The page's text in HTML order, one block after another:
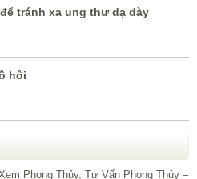
tránh xa ung thư dạ dày
hôi